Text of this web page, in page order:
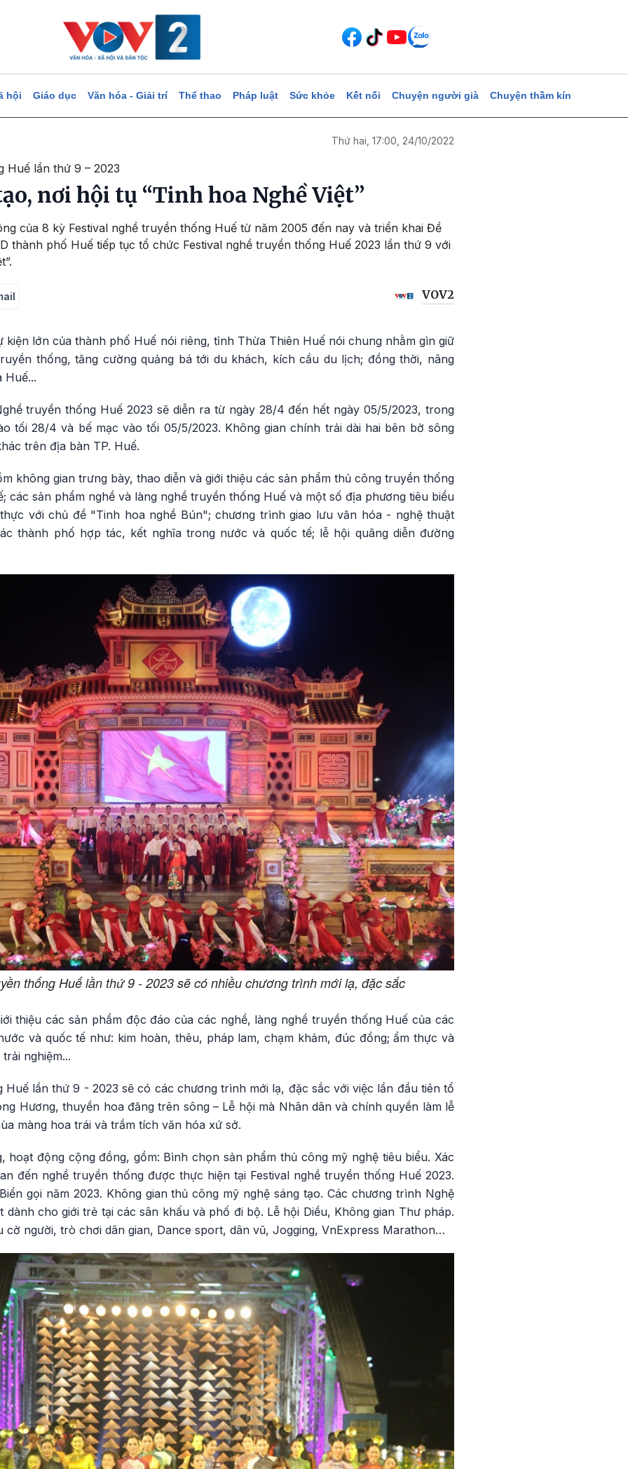
hội Giáo dục Văn hóa - Giải trí Thể thao Pháp luật Sức khỏe Kết nối Chuyện người già Chuyện thầm kín
Thứ hai, 17:00, 24/10/2022
Huế lần thứ 9 – 2023
nơi hội tụ “Tinh hoa Nghề Việt”
của 8 kỳ Festival nghề truyền thống Huế từ năm 2005 đến nay và triển khai Đề
thành phố Huế tiếp tục tổ chức Festival nghề truyền thống Huế 2023 lần thứ 9 với
VOV2
lớn của thành phố Huế nói riêng, tỉnh Thừa Thiên Huế nói chung nhằm gìn giữ
thống, tăng cường quảng bá tới du khách, kích cầu du lịch; đồng thời, nâng
Huế...
truyền thống Huế 2023 sẽ diễn ra từ ngày 28/4 đến hết ngày 05/5/2023, trong
tối 28/4 và bế mạc vào tối 05/5/2023. Không gian chính trải dài hai bên bờ sông
trên địa bàn TP. Huế.
không gian trưng bày, thao diễn và giới thiệu các sản phẩm thủ công truyền thống
các sản phẩm nghề và làng nghề truyền thống Huế và một số địa phương tiêu biểu
với chủ đề "Tinh hoa nghề Bún"; chương trình giao lưu văn hóa - nghệ thuật
thành phố hợp tác, kết nghĩa trong nước và quốc tế; lễ hội quãng diễn đường
thống Huế lần thứ 9 - 2023 sẽ có nhiều chương trình mới lạ, đặc sắc
thiệu các sản phẩm độc đáo của các nghề, làng nghề truyền thống Huế của các
và quốc tế như: kim hoàn, thêu, pháp lam, chạm khảm, đúc đồng; ẩm thực và
nghiệm...
Huế lần thứ 9 - 2023 sẽ có các chương trình mới lạ, đặc sắc với việc lần đầu tiên tổ
Hương, thuyền hoa đăng trên sông – Lễ hội mà Nhân dân và chính quyền làm lễ
màng hoa trái và trầm tích văn hóa xứ sở.
hoạt động cộng đồng, gồm: Bình chọn sản phẩm thủ công mỹ nghệ tiêu biểu. Xác
đến nghề truyền thống được thực hiện tại Festival nghề truyền thống Huế 2023.
gọi năm 2023. Không gian thủ công mỹ nghệ sáng tạo. Các chương trình Nghệ
dành cho giới trẻ tại các sân khấu và phố đi bộ. Lễ hội Diều, Không gian Thư pháp.
cờ người, trò chơi dân gian, Dance sport, dân vũ, Jogging, VnExpress Marathon…